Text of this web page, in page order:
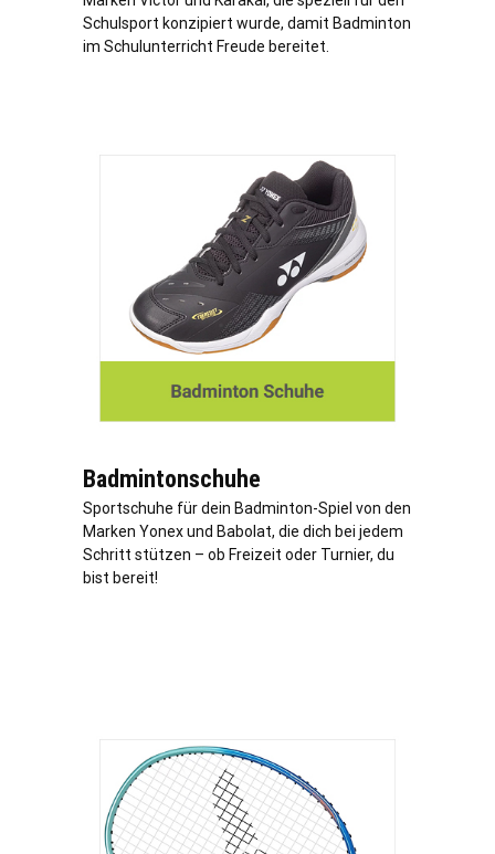
Schulsport konzipiert wurde, damit Badminton
im Schulunterricht Freude bereitet.
Badmintonschuhe
Sportschuhe für dein Badminton-Spiel von den
Marken Yonex und Babolat, die dich bei jedem
Schritt stützen – ob Freizeit oder Turnier, du
bist bereit!